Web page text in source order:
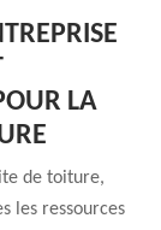
LA
de toiture,
les ressources